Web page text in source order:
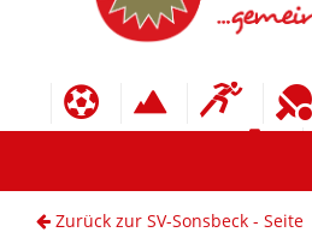
Zurück zur SV-Sonsbeck - Seite